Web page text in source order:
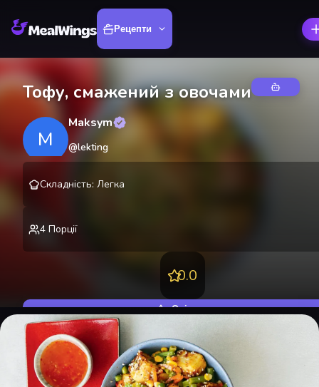
Рецепти
Тофу, смажений з овочами
M
Maksym
@lekting
Складність: Легка
4 Порції
0.0
Оцінити